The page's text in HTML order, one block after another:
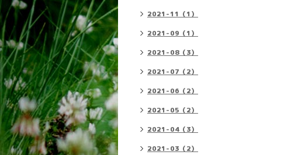
2021-11（1）
2021-09（1）
2021-08（3）
2021-07（2）
2021-06（2）
2021-05（2）
2021-04（3）
2021-03（2）